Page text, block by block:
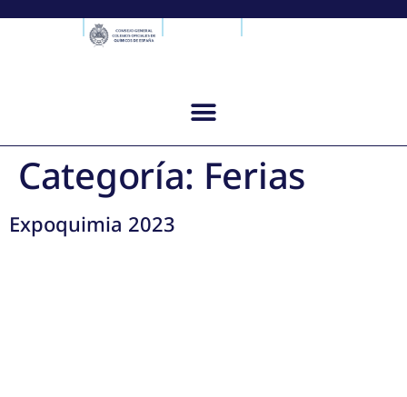
Categoría: Ferias
Expoquimia 2023